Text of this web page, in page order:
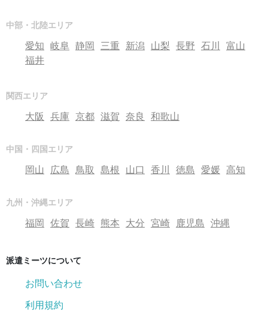
中部・北陸エリア
愛知 岐阜 静岡 三重 新潟 山梨 長野 石川 富山
福井
関西エリア
大阪 兵庫 京都 滋賀 奈良 和歌山
中国・四国エリア
岡山 広島 鳥取 島根 山口 香川 徳島 愛媛 高知
九州・沖縄エリア
福岡 佐賀 長崎 熊本 大分 宮崎 鹿児島 沖縄
派遣ミーツについて
お問い合わせ
利用規約